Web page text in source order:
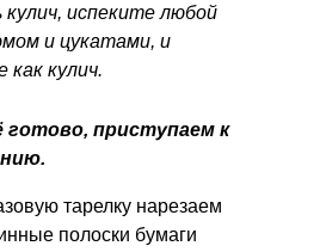
испеките любой
и цукатами, и
кулич.
готово, приступаем к
тарелку нарезаем
полоски бумаги